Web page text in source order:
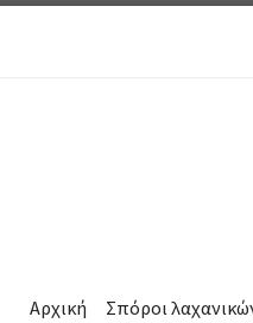
Αρχική Σπόροι